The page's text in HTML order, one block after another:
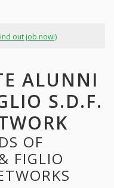
out job now!)
ALUNNI
S.D.F.
OF
FIGLIO